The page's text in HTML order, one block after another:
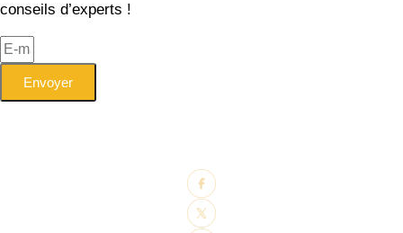
conseils d’experts !
Envoyer